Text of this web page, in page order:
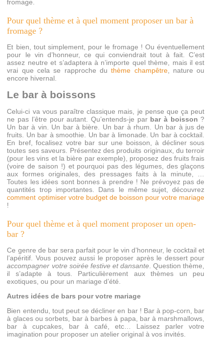
fromage.
Pour quel thème et à quel moment proposer un bar à
fromage ?
Et bien, tout simplement, pour le fromage ! Ou éventuellement
pour le vin d’honneur, ce qui conviendrait tout à fait. C’est
assez neutre et s’adaptera à n’importe quel thème, mais il est
vrai que cela se rapproche duthème champêtre, nature ou
encore hivernal.
Le bar à boissons
Celui-ci va vous paraître classique mais, je pense que ça peut
ne pas l’être pour autant. Qu’entends-je par bar à boisson ?
Un bar à vin. Un bar à bière. Un bar à rhum. Un bar à jus de
fruits. Un bar à smoothie. Un bar à limonade. Un bar à cocktail.
En bref, focalisez votre bar sur une boisson, à décliner sous
toutes ses saveurs. Présentez des produits originaux, du terroir
(pour les vins et la bière par exemple), proposez des fruits frais
(voire de saison !) et pourquoi pas des légumes, des glaçons
aux formes originales, des pressages faits à la minute, …
Toutes les idées sont bonnes à prendre ! Ne prévoyez pas de
quantités trop importantes. Dans le même sujet, découvrez
comment optimiser votre budget de boisson pour votre mariage
!
Pour quel thème et à quel moment proposer un open-
bar ?
Ce genre de bar sera parfait pour le vin d’honneur, le cocktail et
l’apéritif. Vous pouvez aussi le proposer après le dessert pour
accompagner votre soirée festive et dansante . Question thème,
il s’adapte à tous. Particulièrement aux thèmes un peu
exotiques, ou pour un mariage d’été.
Autres idées de bars pour votre mariage
Bien entendu, tout peut se décliner en bar ! Bar à pop-corn, bar
à glaces ou sorbets, bar à barbes à papa, bar à marshmallows,
bar à cupcakes, bar à café, etc… Laissez parler votre
imagination pour proposer un atelier original à vos invités.